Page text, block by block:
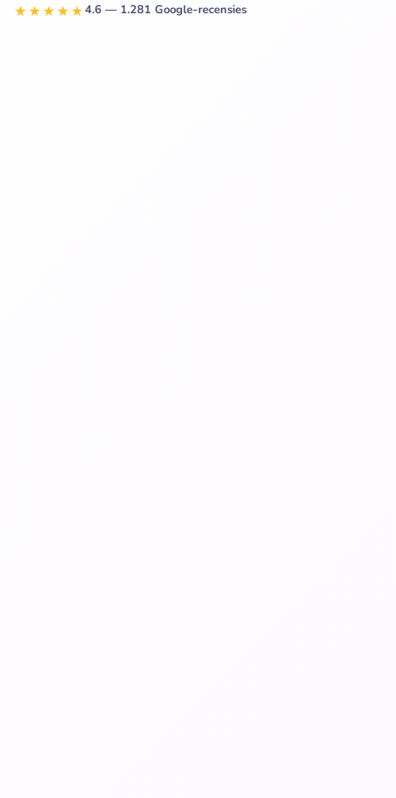
★★★★★4.6 — 1.281 Google-recensies